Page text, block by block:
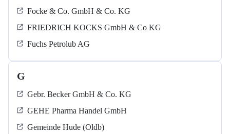
Focke & Co. GmbH & Co. KG
FRIEDRICH KOCKS GmbH & Co KG
Fuchs Petrolub AG
G
Gebr. Becker GmbH & Co. KG
GEHE Pharma Handel GmbH
Gemeinde Hude (Oldb)